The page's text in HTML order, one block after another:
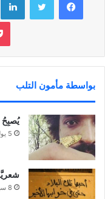
بواسطة مأمون التلب
يُصبِحُ
5 يوليو، 2024
8 سبتمبر، 2020